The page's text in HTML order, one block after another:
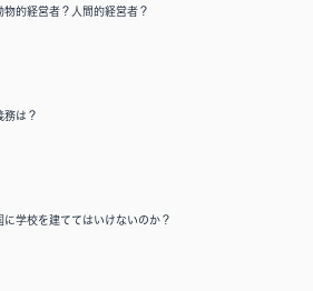
物的経営者？人間的経営者？
務は？
に学校を建ててはいけないのか？